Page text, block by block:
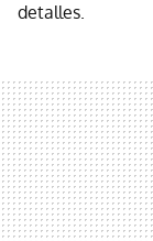
detalles.